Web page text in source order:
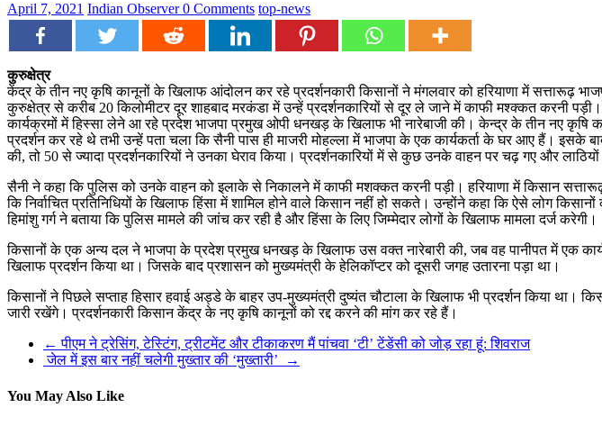
April 7, 2021 Indian Observer0 Comments top-news
कुरुक्षेत्र
केंद्र के तीन नए कृषि कानूनों के खिलाफ आंदोलन कर रहे प्रदर्शनकारी किसानों ने मंगलवार को हरियाणा में सत्तारूढ़
कुरुक्षेत्र से करीब 20 किलोमीटर दूर शाहबाद मरकंडा में उन्हें प्रदर्शनकारियों से दूर ले जाने में काफी मश्क्कत करनी
कार्यक्रमों में हिस्सा लेने आ रहे प्रदेश भाजपा प्रमुख ओपी धनखड़ के खिलाफ भी नारेबाजी की। केन्द्र के तीन नए कृषि
प्रदर्शन कर रहे थे तभी उन्हें पता चला कि सैनी पास ही माजरी मोहल्ला में भाजपा के एक कार्यकर्ता के घर आए हैं। इसके
की, तो 50 से ज्यादा प्रदर्शनकारियों ने उनका घेराव किया। प्रदर्शनकारियों में से कुछ उनके वाहन पर चढ़ गए और
सैनी ने कहा कि पुलिस को उनके वाहन को इलाके से निकालने में काफी मशक्कत करनी पड़ी। हरियाणा में किसान
कि निर्वाचित प्रतिनिधियों के खिलाफ हिंसा में शामिल होने वाले किसान नहीं हो सकते। उन्होंने कहा कि ऐसे लोग
हिमांशु गर्ग ने बताया कि पुलिस मामले की जांच कर रही है और हिंसा के लिए जिम्मेदार लोगों के खिलाफ मामला दर्ज करेगी।
किसानों के एक अन्य दल ने भाजपा के प्रदेश प्रमुख धनखड़ के खिलाफ उस वक्त नारेबारी की, जब वह पानीपत में एक
खिलाफ प्रदर्शन किया था। जिसके बाद प्रशासन को मुख्यमंत्री के हेलिकॉप्टर को दूसरी जगह उतारना पड़ा था।
किसानों ने पिछले सप्ताह हिसार हवाई अड्डे के बाहर उप-मुख्यमंत्री दुष्यंत चौटाला के खिलाफ भी प्रदर्शन किया
जारी रखेंगे। प्रदर्शनकारी किसान केंद्र के नए कृषि कानूनों को रद्द करने की मांग कर रहे हैं।
← पीएम ने ट्रेसिंग, टेस्टिंग, ट्रीटमेंट और टीकाकरण मैं पांचवा ‘टी’ टेंडेंसी को जोड़ रहा हूं: शिवराज
जेल में इस बार नहीं चलेगी मुख्‍तार की ‘मुख्‍तारी’
→
You May Also Like